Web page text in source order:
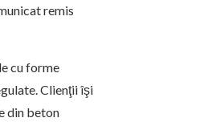
remis
cu forme
Clienţii îşi
din beton